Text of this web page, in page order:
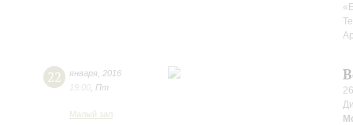
22 января 2016
19:00 Пт
Малый зал